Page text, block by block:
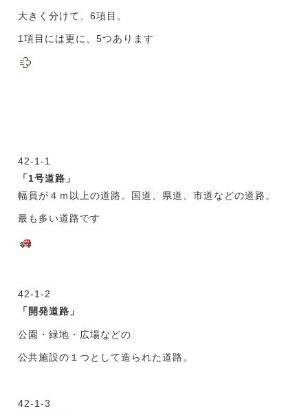
大きく分けて、6項目。
1項目には更に、5つあります
42-1-1
「1号道路」
幅員が４ｍ以上の道路。国道、県道、市道などの道路。
最も多い道路です
42-1-2
「開発道路」
公園・緑地・広場などの
公共施設の１つとして造られた道路。
42-1-3